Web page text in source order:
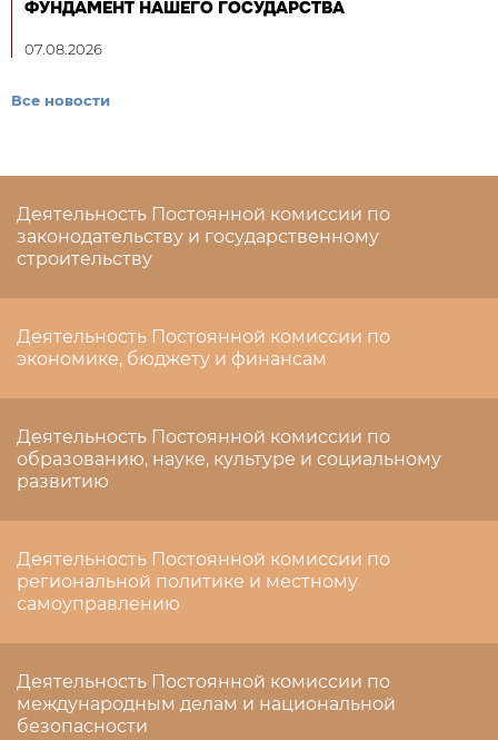
ФУНДАМЕНТ НАШЕГО ГОСУДАРСТВА
07.08.2026
Все новости
Деятельность Постоянной комиссии по
законодательству и государственному
строительству
Деятельность Постоянной комиссии по
экономике, бюджету и финансам
Деятельность Постоянной комиссии по
образованию, науке, культуре и социальному
развитию
Деятельность Постоянной комиссии по
региональной политике и местному
самоуправлению
Деятельность Постоянной комиссии по
международным делам и национальной
безопасности